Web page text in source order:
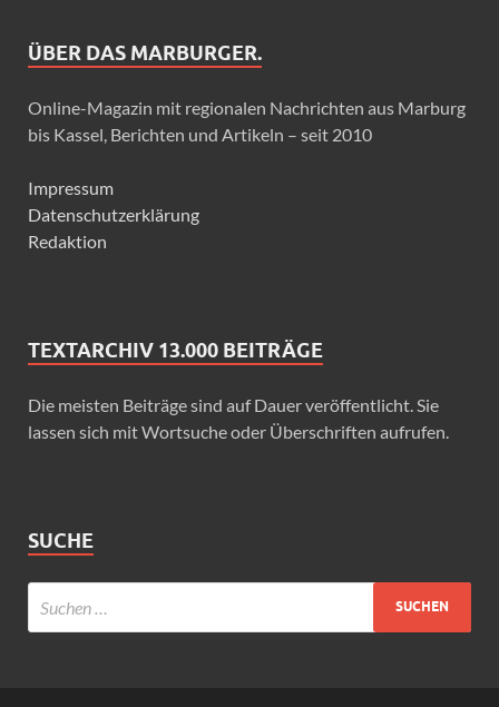
ÜBER DAS MARBURGER.
Online-Magazin mit regionalen Nachrichten aus Marburg
bis Kassel, Berichten und Artikeln – seit 2010
Impressum
Datenschutzerklärung
Redaktion
TEXTARCHIV 13.000 BEITRÄGE
Die meisten Beiträge sind auf Dauer veröffentlicht. Sie
lassen sich mit Wortsuche oder Überschriften aufrufen.
SUCHE